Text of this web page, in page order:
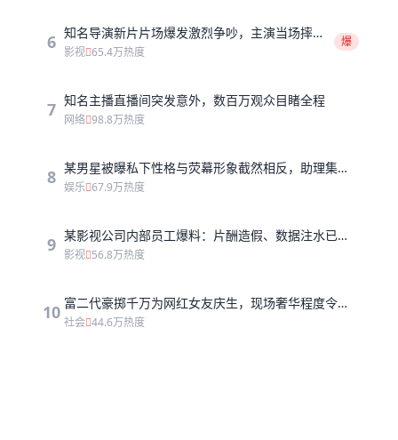
6 知名导演新片片场爆发激烈争吵，主演当场摔剧
本拂袖而去
影视 65.4万热度
爆
7 知名主播直播间突发意外，数百万观众目睹全程
网络 98.8万热度
8 某男星被曝私下性格与荧幕形象截然相反，助理集体
辞职
娱乐 67.9万热度
9 某影视公司内部员工爆料：片酬造假、数据注水已成
行业潜规则
影视 56.8万热度
10 富二代豪掷千万为网红女友庆生，现场奢华程度令人
咋舌
社会 44.6万热度